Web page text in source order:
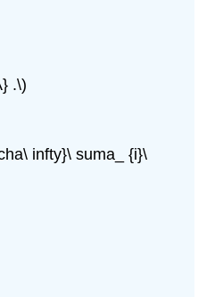
.\)
infty}\ suma_ {i}\